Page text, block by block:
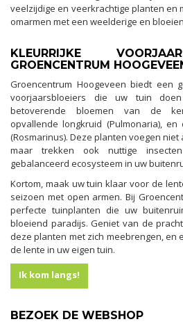
veelzijdige en veerkrachtige planten en
omarmen met een weelderige en
KLEURRIJKE
GROENCENTRUM
Groencentrum Hoogeveen biedt een
voorjaarsbloeiers die uw tuin
betoverende bloemen van de
opvallende longkruid (Pulmonaria),
(Rosmarinus). Deze planten voegen
maar trekken ook nuttige
gebalanceerd ecosysteem in uw
Kortom, maak uw tuin klaar voor de
seizoen met open armen. Bij
perfecte tuinplanten die uw
bloeiend paradijs. Geniet van de
deze planten met zich meebrengen, en
de lente in uw eigen tuin.
Ik kom langs!
BEZOEK DE WEBSHOP